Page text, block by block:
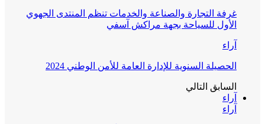
غرفة التجارة والصناعة والخدمات تنظم المنتدى الجهوي
الأول للسياحة بجهة مراكش آسفي
آراء
الحصيلة السنوية للإدارة العامة للأمن الوطني 2024
السابق التالي
آراء
آراء